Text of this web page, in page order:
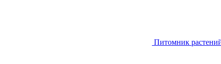
Питомник